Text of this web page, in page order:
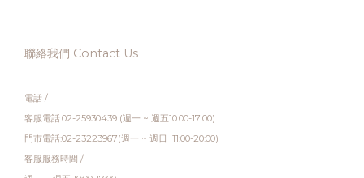
聯絡我們 Contact Us
電話 /
客服電話:02-25930439 (週一 ~ 週五10:00-17:00)
門市電話:02-23223967(週一 ~ 週日 11:00-20:00)
客服服務時間 /